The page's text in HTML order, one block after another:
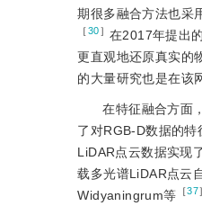
期很多融合方法也采
［30］ 在2017年提出
更直观地还原真实的
的大量研究也是在该
在特征融合方面
了对RGB-D数据的
LiDAR点云数据实现
载多光谱LiDAR点云
Widyaningrum等 ［37